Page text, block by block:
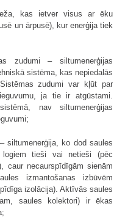
kas ietver visus ar ēku
un ārpusē), kur enerģija tiek
zudumi – siltumenerģijas
sistēma, kas nepiedalās
zudumi var kļūt par
ja tie ir atgūstami.
nav siltumenerģijas
siltumenerģija, ko dod saules
tieši vai netieši (pēc
caur necaurspīdīgām sienām
izmantošanas izbūvēm
izolācija). Aktīvās saules
saules kolektori) ir ēkas